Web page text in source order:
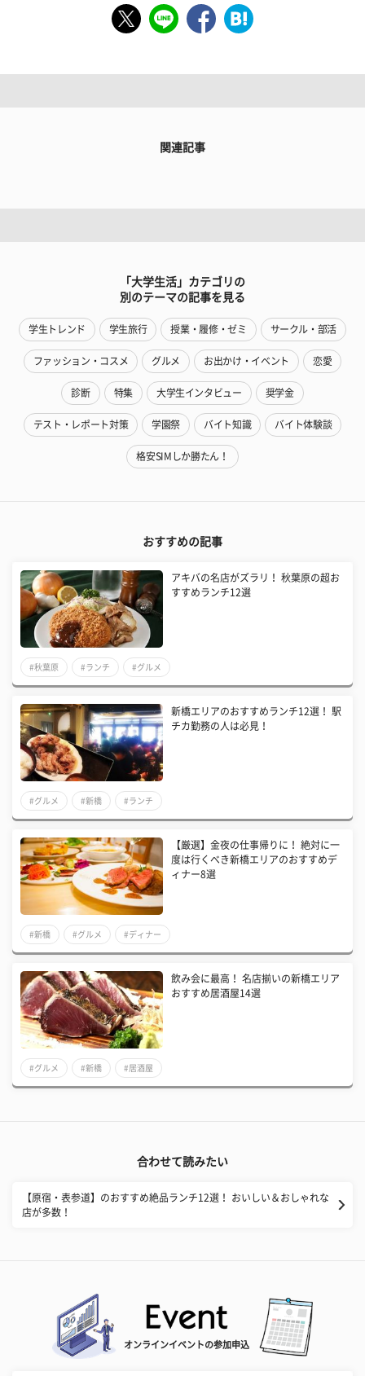
関連記事
「大学生活」カテゴリの
別のテーマの記事を見る
学生トレンド 学生旅行 授業・履修・ゼミ サークル・部活
ファッション・コスメ グルメ お出かけ・イベント 恋愛
診断 特集 大学生インタビュー 奨学金
テスト・レポート対策 学園祭 バイト知識 バイト体験談
格安SIMしか勝たん！
おすすめの記事
アキバの名店がズラリ！ 秋葉原の超お
すすめランチ12選
#秋葉原 #ランチ #グルメ
新橋エリアのおすすめランチ12選！ 駅
チカ勤務の人は必見！
#グルメ #新橋 #ランチ
【厳選】金夜の仕事帰りに！ 絶対に一
度は行くべき新橋エリアのおすすめデ
ィナー8選
#新橋 #グルメ #ディナー
飲み会に最高！ 名店揃いの新橋エリア
おすすめ居酒屋14選
#グルメ #新橋 #居酒屋
合わせて読みたい
【原宿・表参道】のおすすめ絶品ランチ12選！ おいしい＆おしゃれな
店が多数！
オンラインイベントの参加申込